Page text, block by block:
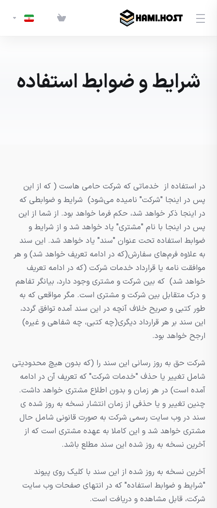
شرایط و ضوابط استفاده
در استفاده از خدماتی که شرکت حامی هاست ( که از این
پس در اینجا "شرکت" نامیده می‌شود) شرایط و ضوابطی که
در اینجا ذکر خواهد شد، حکم فرما خواهد بود. از شما از این
پس در اینجا با نام "مشتری" یاد خواهد شد و از شرایط و
ضوابط استفاده تحت عنوان "سند" یاد خواهد شد. این سند
به علاوه فرم‌های سفارش(که در ادامه تعریف خواهد شد) و هر
موافقت نامه یا قرارداد خدمات شرکت (که در ادامه تعریف
خواهد شد) که بین شرکت و مشتری وجود دارد، بیانگر تفاهم
و درک متقابل بین شرکت و مشتری است. مگر مواقعی که به
طور کتبی و صریح خلاف آنچه در این سند آمده توافق گردد،
این سند بر هر قرارداد دیگری(چه کتبی، چه شفاهی و غیره)
ارجح خواهد بود.
شرکت حق به روز رسانی این سند را (که بدون هیچ محدودیتی
شامل تغییر یا حذف "خدمات شرکت" که تعریف آن در ادامه
آمده است) در هر زمان و بدون اطلاع مشتری خواهد داشت.
چنین تغییر و یا حذفی از زمان انتشار نسخه به روز شده ی
سند در وب سایت رسمی شرکت به صورت قانونی شامل حال
مشتری خواهد شد و این کاملا به عهده مشتری است که از
آخرین نسخه به روز شده این سند مطلع باشد.
آخرین نسخه به روز شده از این سند با کلیک روی پیوند
"شرایط و ضوابط استفاده" که در انتهای صفحات وب سایت
شرکت، قابل مشاهده و دریافت است.